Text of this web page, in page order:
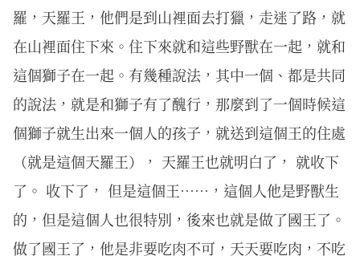
羅，天羅王，他們是到山裡面去打獵，走迷了路，就
在山裡面住下來。住下來就和這些野獸在一起，就和
這個獅子在一起。有幾種說法，其中一個、都是共同
的說法，就是和獅子有了醜行，那麼到了一個時候這
個獅子就生出來一個人的孩子，就送到這個王的住處
（就是這個天羅王）， 天羅王也就明白了， 就收下
了。 收下了， 但是這個王……，這個人他是野獸生
的，但是這個人也很特別，後來也就是做了國王了。
做了國王了，他是非要吃肉不可，天天要吃肉，不吃